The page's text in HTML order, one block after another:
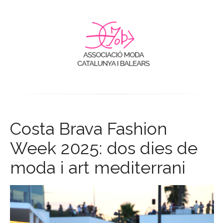
Costa Brava Fashion
Week 2025: dos dies de
moda i art mediterrani